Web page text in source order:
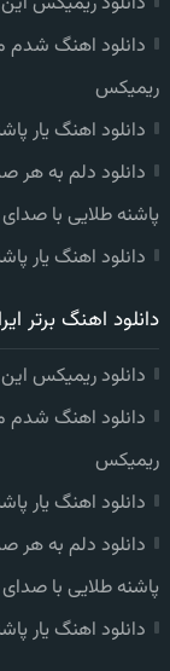
دانلود اهنگ
ریمیکس
دانلود اهنگ یار
دانلود دلم به هر
پاشنه طلایی با
دانلود اهنگ یار
دانلود اهنگ برتر
دانلود ریمیکس
دانلود اهنگ
ریمیکس
دانلود اهنگ یار
دانلود دلم به هر
پاشنه طلایی با
دانلود اهنگ یار